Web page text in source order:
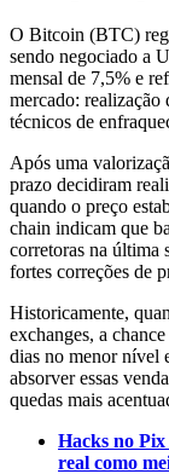
O Bitcoin (BTC)
sendo negociado a
mensal de 7,5% e
mercado: realização
técnicos de
Após uma
prazo decidiram
quando o preço
chain indicam que
corretoras na última
fortes correções de
Historicamente,
exchanges, a
dias no menor nível
absorver essas
quedas mais
Hacks no
real como